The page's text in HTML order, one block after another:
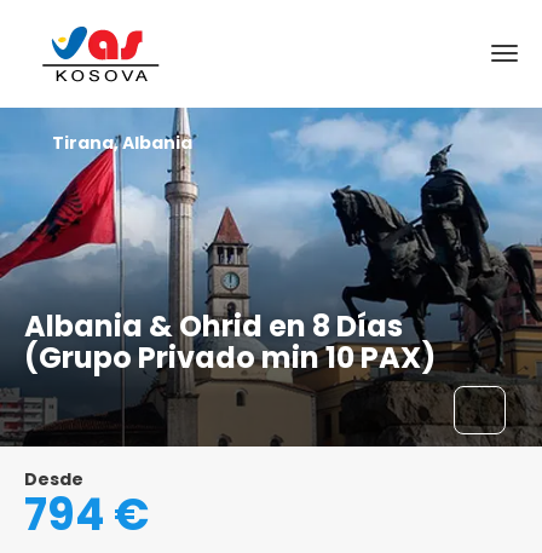
Albania & Ohrid en 8 Días
(Grupo Privado min 10 PAX)
Tirana, Albania
Desde
794 €